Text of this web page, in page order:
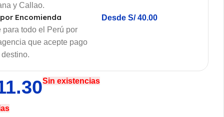
y Callao.
Encomienda
para todo el Perú por
que acepte pago
Desde S/ 40.00
Sin existencias